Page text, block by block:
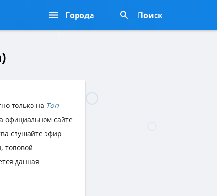
Города Поиск
только на Топ
официальном сайте
слушайте эфир
топовой
данная